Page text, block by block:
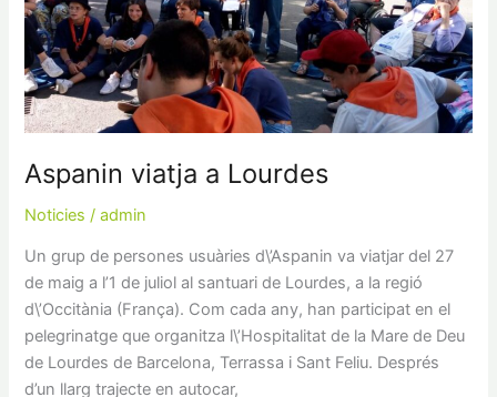
Aspanin viatja a Lourdes
Noticies /admin
Un grup de persones usuàries d\’Aspanin va viatjar del 27
de maig a l’1 de juliol al santuari de Lourdes, a la regió
d\’Occitània (França). Com cada any, han participat en el
pelegrinatge que organitza l\’Hospitalitat de la Mare de Deu
de Lourdes de Barcelona, Terrassa i Sant Feliu. Després
d’un llarg trajecte en autocar,